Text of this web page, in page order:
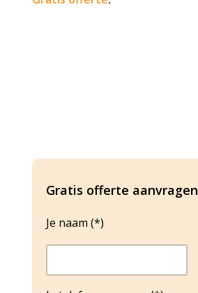
Gratis offerte aanvragen
Je naam (*)